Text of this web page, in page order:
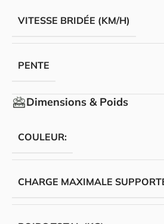
VITESSE BRIDÉE (KM/H)
PENTE
Dimensions & Poids
COULEUR:
CHARGE MAXIMALE